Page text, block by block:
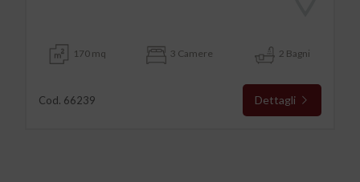
170 mq 3 Camere 2 Bagni
Cod. 66239 Dettagli